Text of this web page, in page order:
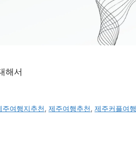
해서
주여행지추천,제주여행추천,제주커플여행